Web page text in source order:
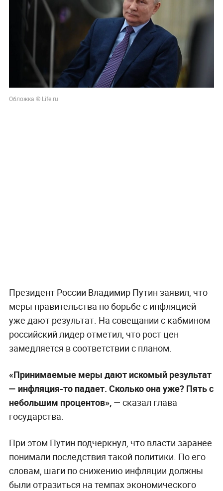
Обложка © Life.ru
Президент России Владимир Путин заявил, что
меры правительства по борьбе с инфляцией
уже дают результат. На совещании с кабмином
российский лидер отметил, что рост цен
замедляется в соответствии с планом.
«Принимаемые меры дают искомый результат
— инфляция-то падает. Сколько она уже? Пять с
небольшим процентов»,— сказал глава
государства.
При этом Путин подчеркнул, что власти заранее
понимали последствия такой политики. По его
словам, шаги по снижению инфляции должны
были отразиться на темпах экономического